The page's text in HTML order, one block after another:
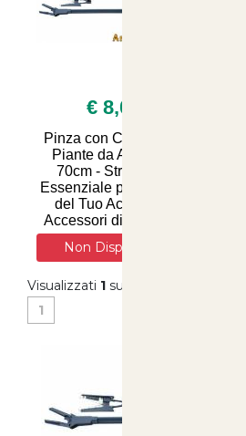
€ 8,00
Pinza con Cesoia per
Piante da Acquario
70cm - Strumento
Essenziale per la Cura
del Tuo Acquario -
Accessori di Qualità s
Non Disponibile
Visualizzati 1 su
1